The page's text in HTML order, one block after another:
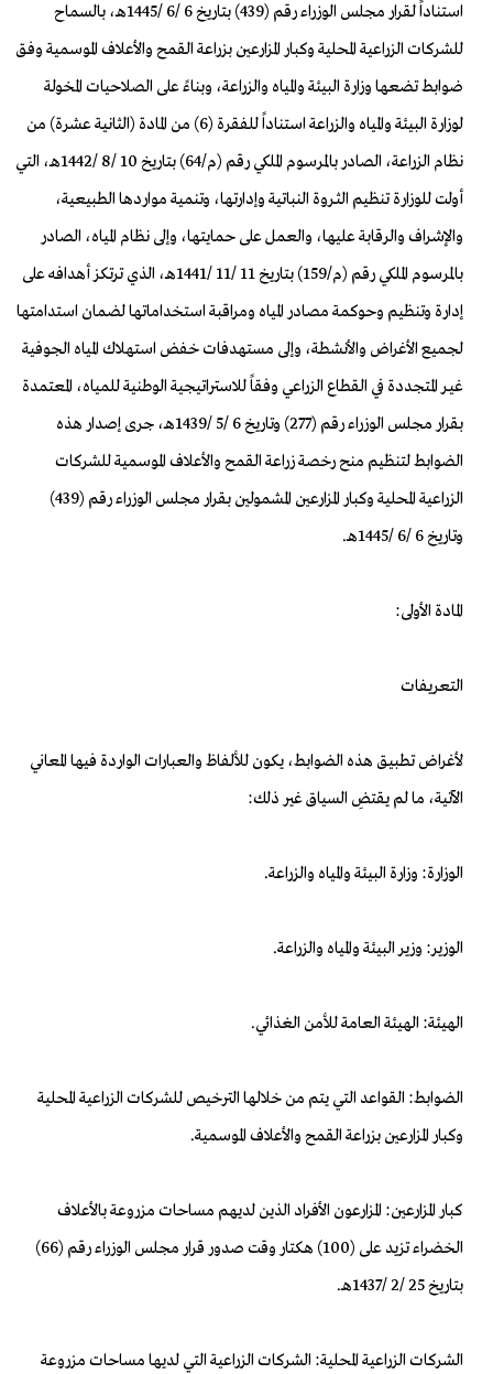
استناداً لقرار مجلس الوزراء رقم (439) بتاريخ 6 /6 /1445هـ، بالسماح
للشركات الزراعية المحلية وكبار المزارعين بزراعة القمح والأعلاف الموسمية وفق
ضوابط تضعها وزارة البيئة والمياه والزراعة، وبناءً على الصلاحيات المخولة
لوزارة البيئة والمياه والزراعة استناداً للفقرة (6) من المادة (الثانية عشرة) من
نظام الزراعة، الصادر بالمرسوم الملكي رقم (م/64) بتاريخ 10 /8 /1442هـ، التي
أولت للوزارة تنظيم الثـروة النباتية وإدارتها، وتنمية مواردها الطبيعية،
والإشراف والرقابة عليها، والعمل على حمايتها، وإلى نظام المياه، الصادر
بالمرسوم الملكي رقم (م/159) بتاريخ 11 /11 /1441هـ، الذي ترتكز أهدافه على
إدارة وتنظيم وحوكمة مصادر المياه ومراقبة استخداماتها لضمان استدامتها
لجميع الأغراض والأنشطة، وإلى مستهدفات خفض استهلاك المياه الجوفية
غيـر المتجددة في القطاع الزراعي وفقاً للاستراتيجية الوطنية للمياه، المعتمدة
بقرار مجلس الوزراء رقم (277) وتاريخ 6 /5 /1439هـ، جرى إصدار هذه
الضوابط لتنظيم منح رخصة زراعة القمح والأعلاف الموسمية للشركات
الزراعية المحلية وكبار المزارعين المشمولين بقرار مجلس الوزراء رقم (439)
وتاريخ 6 /6 /1445هـ.
المادة الأولى:
التعريفات
لأغراض تطبيق هذه الضوابط، يكون للألفاظ والعبارات الواردة فيها المعاني
الآتية، ما لم يقتضِ السياق غير ذلك:
الوزارة: وزارة البيئة والمياه والزراعة.
الوزير: وزير البيئة والمياه والزراعة.
الهيئة: الهيئة العامة للأمن الغذائي.
الضوابط: القواعد التي يتم من خلالها الترخيص للشركات الزراعية المحلية
وكبار المزارعين بزراعة القمح والأعلاف الموسمية.
كبار المزارعين: المزارعون الأفراد الذين لديهم مساحات مزروعة بالأعلاف
الخضراء تزيد على (100) هكتار وقت صدور قرار مجلس الوزراء رقم (66)
بتاريخ 25 /2 /1437هـ.
الشركات الزراعية المحلية: الشركات الزراعية التي لديها مساحات مزروعة